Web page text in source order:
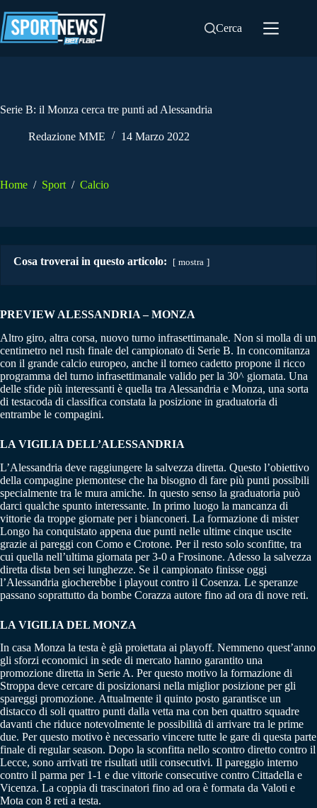
al
contenuto
Cerca
Serie B: il Monza cerca tre punti ad Alessandria
Redazione MME 14 Marzo 2022
Home / Sport / Calcio
Cosa troverai in questo articolo: mostra
PREVIEW ALESSANDRIA – MONZA
Altro giro, altra corsa, nuovo turno infrasettimanale. Non si molla di un
centimetro nel rush finale del campionato di Serie B. In concomitanza
con il grande calcio europeo, anche il torneo cadetto propone il ricco
programma del turno infrasettimanale valido per la 30^ giornata. Una
delle sfide più interessanti è quella tra Alessandria e Monza, una sorta
di testacoda di classifica constata la posizione in graduatoria di
entrambe le compagini.
LA VIGILIA DELL’ALESSANDRIA
L’Alessandria deve raggiungere la salvezza diretta. Questo l’obiettivo
della compagine piemontese che ha bisogno di fare più punti possibili
specialmente tra le mura amiche. In questo senso la graduatoria può
darci qualche spunto interessante. In primo luogo la mancanza di
vittorie da troppe giornate per i bianconeri. La formazione di mister
Longo ha conquistato appena due punti nelle ultime cinque uscite
grazie ai pareggi con Como e Crotone. Per il resto solo sconfitte, tra
cui quella nell’ultima giornata per 3-0 a Frosinone. Adesso la salvezza
diretta dista ben sei lunghezze. Se il campionato finisse oggi
l’Alessandria giocherebbe i playout contro il Cosenza. Le speranze
passano soprattutto da bombe Corazza autore fino ad ora di nove reti.
LA VIGILIA DEL MONZA
In casa Monza la testa è già proiettata ai playoff. Nemmeno quest’anno
gli sforzi economici in sede di mercato hanno garantito una
promozione diretta in Serie A. Per questo motivo la formazione di
Stroppa deve cercare di posizionarsi nella miglior posizione per gli
spareggi promozione. Attualmente il quinto posto garantisce un
distacco di soli quattro punti dalla vetta ma con ben quattro squadre
davanti che riduce notevolmente le possibilità di arrivare tra le prime
due. Per questo motivo è necessario vincere tutte le gare di questa parte
finale di regular season. Dopo la sconfitta nello scontro diretto contro il
Lecce, sono arrivati tre risultati utili consecutivi. Il pareggio interno
contro il parma per 1-1 e due vittorie consecutive contro Cittadella e
Vicenza. La coppia di trascinatori fino ad ora è formata da Valoti e
Mota con 8 reti a testa.